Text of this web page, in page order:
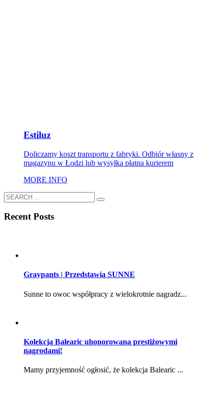
Estiluz
Doliczamy koszt transportu z fabryki. Odbiór własny z
magazynu w Łodzi lub wysyłka płatna kurierem
MORE INFO
Recent Posts
Graypants | Przedstawia SUNNE
Sunne to owoc współpracy z wielokrotnie nagradz...
Kolekcja Balearic uhonorowana prestiżowymi
nagrodami!
Mamy przyjemność ogłosić, że kolekcja Balearic ...